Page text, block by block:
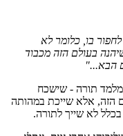
בו, כלומר לא
בעולם הזה מכבוד
הבא..."
תורה - שישכח
הזה, אלא שייכת במהותה
לא שייך לתורה.